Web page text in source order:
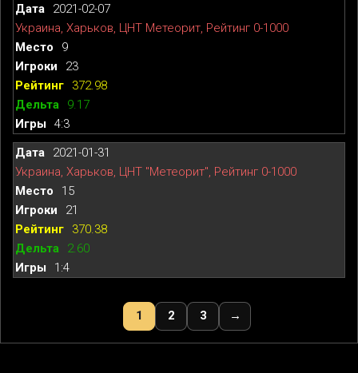
2021-02-07
Украина, Харьков, ЦНТ Метеорит, Рейтинг 0-1000
9
23
372.98
9.17
4:3
2021-01-31
Украина, Харьков, ЦНТ "Метеорит", Рейтинг 0-1000
15
21
370.38
2.60
1:4
1 2 3 →